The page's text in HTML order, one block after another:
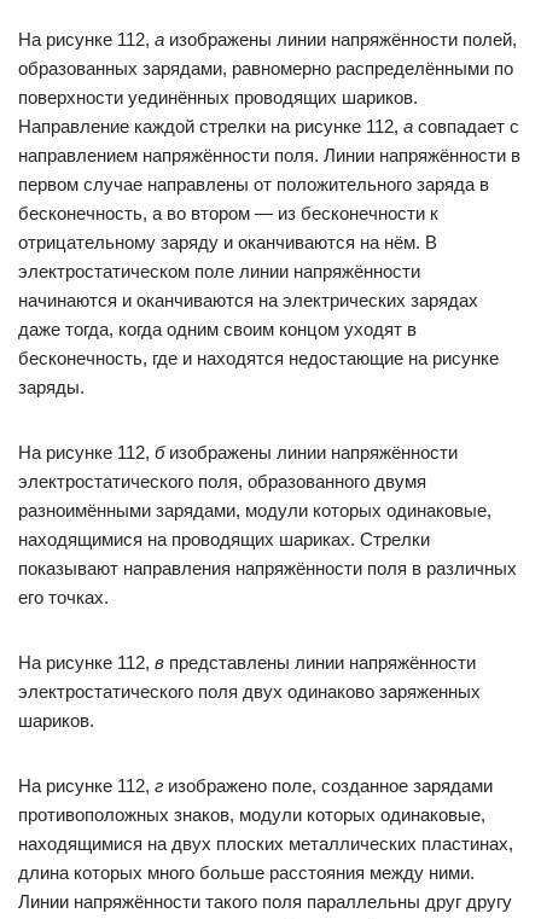
На рисунке 112, а изображены линии напряжённости полей,
образованных зарядами, равномерно распределёнными по
поверхности уединённых проводящих шариков.
Направление каждой стрелки на рисунке 112, а совпадает с
направлением напряжённости поля. Линии напряжённости в
первом случае направлены от положительного заряда в
бесконечность, а во втором — из бесконечности к
отрицательному заряду и оканчиваются на нём. В
электростатическом поле линии напряжённости
начинаются и оканчиваются на электрических зарядах
даже тогда, когда одним своим концом уходят в
бесконечность, где и находятся недостающие на рисунке
заряды.
На рисунке 112, бизображены линии напряжённости
электростатического поля, образованного двумя
разноимёнными зарядами, модули которых одинаковые,
находящимися на проводящих шариках. Стрелки
показывают направления напряжённости поля в различных
его точках.
На рисунке 112, в представлены линии напряжённости
электростатического поля двух одинаково заряженных
шариков.
На рисунке 112, г изображено поле, созданное зарядами
противоположных знаков, модули которых одинаковые,
находящимися на двух плоских металлических пластинах,
длина которых много больше расстояния между ними.
Линии напряжённости такого поля параллельны друг другу